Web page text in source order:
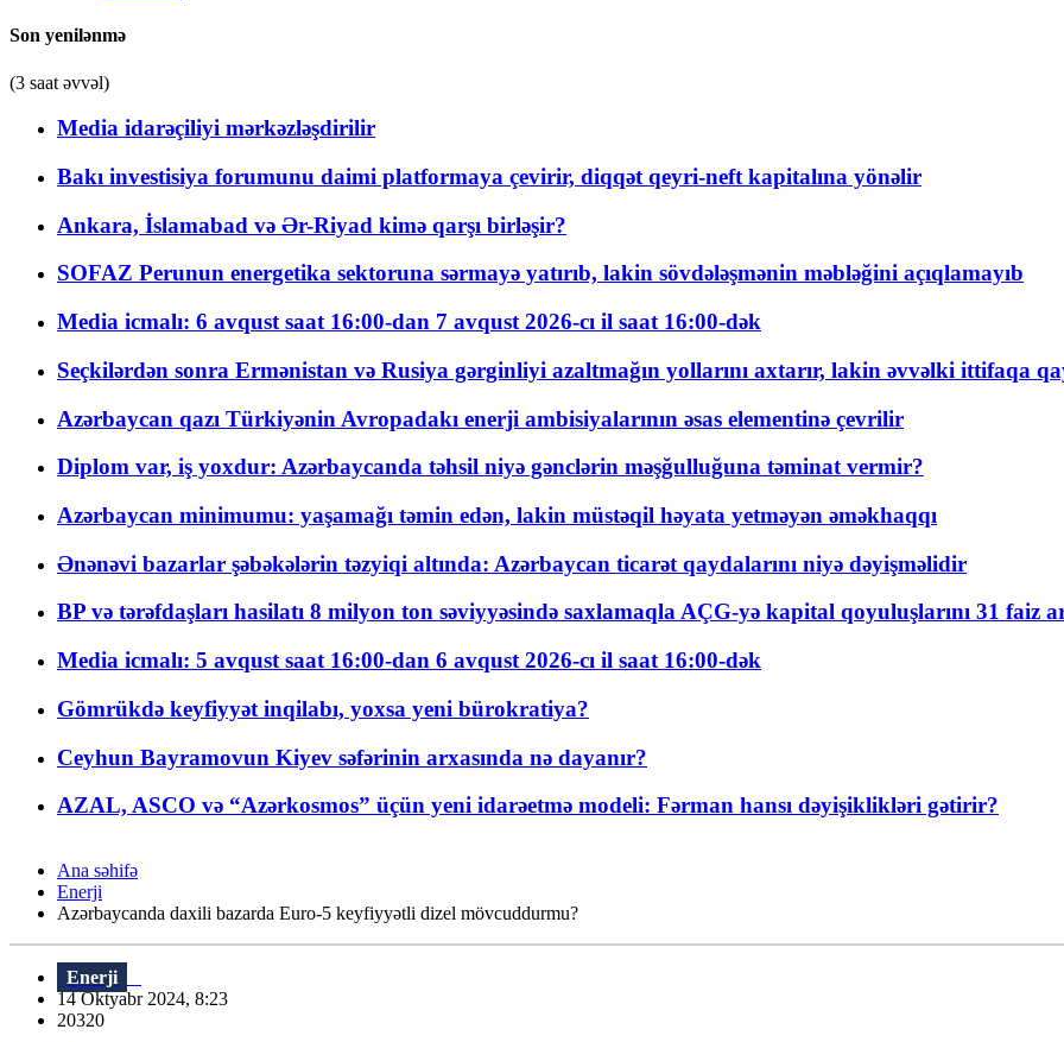
Son yenilənmə
(3 saat əvvəl)
Media idarəçiliyi mərkəzləşdirilir
Bakı investisiya forumunu daimi platformaya çevirir, diqqət qeyri-neft kapitalına yönəlir
Ankara, İslamabad və Ər-Riyad kimə qarşı birləşir?
SOFAZ Perunun energetika sektoruna sərmayə yatırıb, lakin sövdələşmənin məbləğini açıqlamayıb
Media icmalı: 6 avqust saat 16:00-dan 7 avqust 2026-cı il saat 16:00-dək
Seçkilərdən sonra Ermənistan və Rusiya gərginliyi azaltmağın yollarını axtarır, lakin əvvəlki ittifaqa
Azərbaycan qazı Türkiyənin Avropadakı enerji ambisiyalarının əsas elementinə çevrilir
Diplom var, iş yoxdur: Azərbaycanda təhsil niyə gənclərin məşğulluğuna təminat vermir?
Azərbaycan minimumu: yaşamağı təmin edən, lakin müstəqil həyata yetməyən əməkhaqqı
Ənənəvi bazarlar şəbəkələrin təzyiqi altında: Azərbaycan ticarət qaydalarını niyə dəyişməlidir
BP və tərəfdaşları hasilatı 8 milyon ton səviyyəsində saxlamaqla AÇG-yə kapital qoyuluşlarını 31 faiz
Media icmalı: 5 avqust saat 16:00-dan 6 avqust 2026-cı il saat 16:00-dək
Gömrükdə keyfiyyət inqilabı, yoxsa yeni bürokratiya?
Ceyhun Bayramovun Kiyev səfərinin arxasında nə dayanır?
AZAL, ASCO və “Azərkosmos” üçün yeni idarəetmə modeli: Fərman hansı dəyişiklikləri gətirir?
Ana səhifə
Enerji
Azərbaycanda daxili bazarda Euro-5 keyfiyyətli dizel mövcuddurmu?
Enerji
14 Oktyabr 2024, 8:23
20320